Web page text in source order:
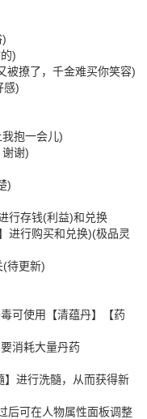
)
撩了，千金难买你笑容)
)
抱一会儿)
谢)
)
存钱(利益)和兑换
行购买和兑换)(极品灵
待更新)
可使用【清蕴丹】【药
消耗大量丹药
进行洗髓，从而获得新
可在人物属性面板调整